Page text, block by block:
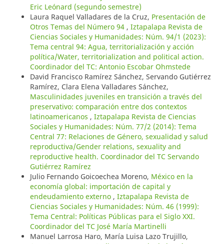
Eric Leónard (segundo semestre)
Laura Raquel Valladares de la Cruz, Presentación de
Otros Temas del Número 94 , Iztapalapa Revista de
Ciencias Sociales y Humanidades: Núm. 94/1 (2023):
Tema central 94: Agua, territorialización y acción
política/Water, territorialization and political action.
Coordinador del TC: Antonio Escobar Ohmstede
David Francisco Ramírez Sánchez, Servando Gutiérrez
Ramírez, Clara Elena Valladares Sánchez,
Masculinidades juveniles en transición a través del
preservativo: comparación entre dos contextos
latinoamericanos , Iztapalapa Revista de Ciencias
Sociales y Humanidades: Núm. 77/2 (2014): Tema
Central 77: Relaciones de Género, sexualidad y salud
reproductiva/Gender relations, sexuality and
reproductive health. Coordinador del TC Servando
Gutiérrez Ramírez
Julio Fernando Goicoechea Moreno, México en la
economía global: importación de capital y
endeudamiento externo , Iztapalapa Revista de
Ciencias Sociales y Humanidades: Núm. 46 (1999):
Tema Central: Políticas Públicas para el Siglo XXI.
Coordinador del TC José María Martinelli
Manuel Larrosa Haro, María Luisa Lazo Trujillo,